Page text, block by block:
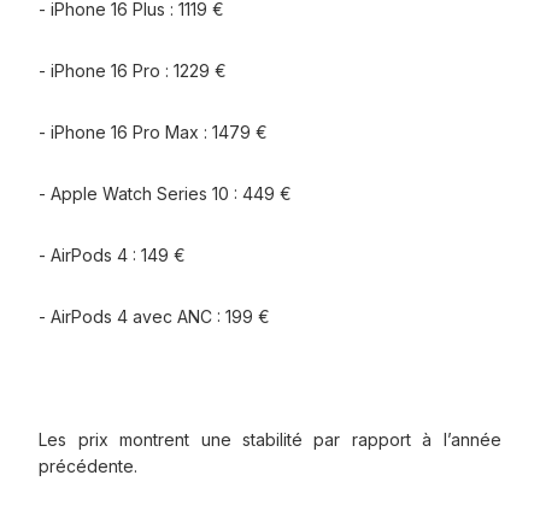
- iPhone 16 Plus : 1119 €
- iPhone 16 Pro : 1229 €
- iPhone 16 Pro Max : 1479 €
- Apple Watch Series 10 : 449 €
- AirPods 4 : 149 €
- AirPods 4 avec ANC : 199 €
Les prix montrent une stabilité par rapport à l’année
précédente.